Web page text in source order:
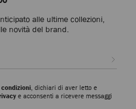
alle ultime collezioni,
novità del brand.
, dichiari di aver letto e
e acconsenti a ricevere messaggi